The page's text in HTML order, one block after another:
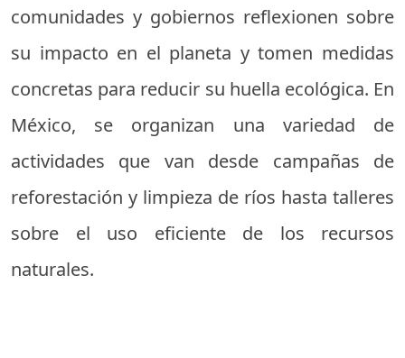
comunidades y gobiernos reflexionen sobre
su impacto en el planeta y tomen medidas
concretas para reducir su huella ecológica. En
México, se organizan una variedad de
actividades que van desde campañas de
reforestación y limpieza de ríos hasta talleres
sobre el uso eficiente de los recursos
naturales.